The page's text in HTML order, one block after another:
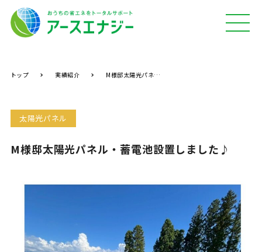
MEN
トップ 実績紹介 M様邸太陽光パネル・蓄電池設置しました♪
太陽光パネル
M様邸太陽光パネル・蓄電池設置しました♪